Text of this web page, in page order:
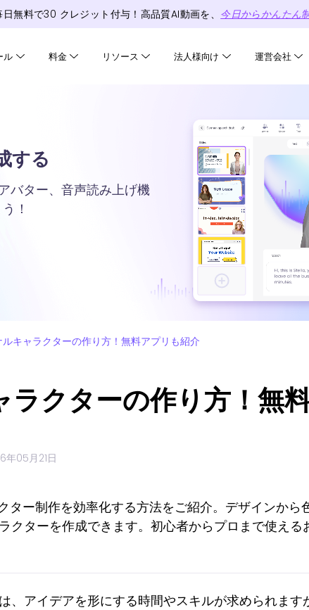
日無料で30 クレジット 付与！高品質AI動画を、 今日からかんたん制
ル 料金 リソース 法人様向け 運営会社
する
バター、音声読み上げ機
！
ルキャラクターの作り方！無料アプリも紹介
ラクターの作り方！無
年05月21日
ター制作を効率化する方法をご紹介。デザインから
クターを作成できます。初心者からプロまで使える
、アイデアを形にする時間やスキルが求められま